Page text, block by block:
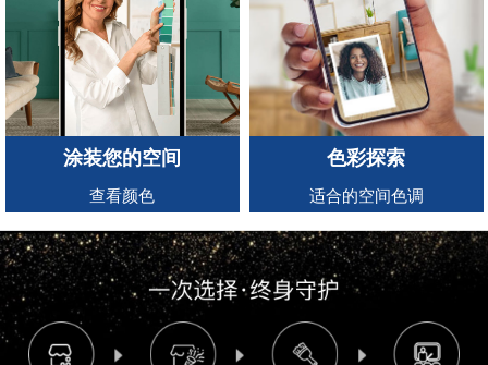
涂装您的空间
查看颜色
色彩探索
适合的空间色调